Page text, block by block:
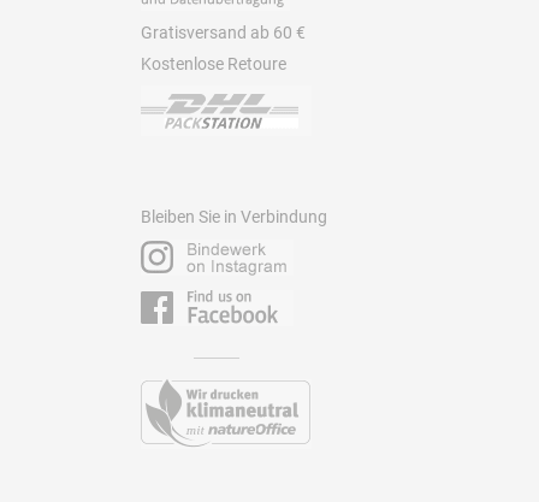
Gratisversand ab 60 €
Kostenlose Retoure
Bleiben Sie in Verbindung